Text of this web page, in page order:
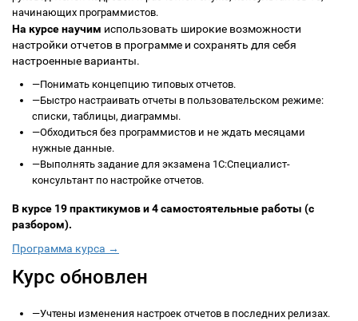
начинающих программистов.
На курсе научим использовать широкие возможности
настройки отчетов в программе и сохранять для себя
настроенные варианты.
—Понимать концепцию типовых отчетов.
—Быстро настраивать отчеты в пользовательском режиме:
списки, таблицы, диаграммы.
—Обходиться без программистов и не ждать месяцами
нужные данные.
—Выполнять задание для экзамена 1С:Специалист-
консультант по настройке отчетов.
В курсе 19 практикумов и 4 самостоятельные работы (с
разбором).
Программа курса →
Курс обновлен
—Учтены изменения настроек отчетов в последних релизах.